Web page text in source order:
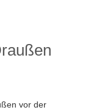
vor der